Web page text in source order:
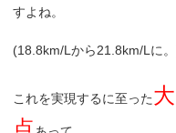
すよね。
(18.8km/Lから21.8km/Lに
これを実現するに至った